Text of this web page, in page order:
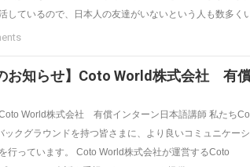
しているので、日本人の友達がいないという人も数多く
お知らせ】Coto World株式会社 有
World株式会社 有償インターン日本語講師 私たち
クグラウンドを持つ皆さまに、より良いコミュニケー
行っています。 Coto World株式会社が運営するCoto